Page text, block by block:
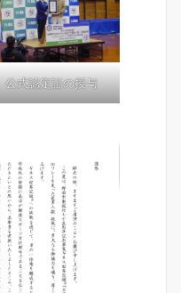
公式認定証の授与